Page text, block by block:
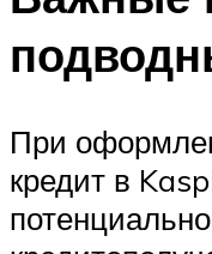
При
кредит в